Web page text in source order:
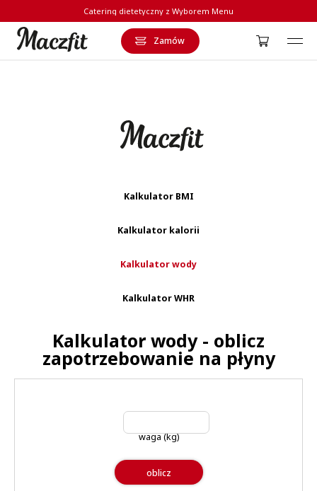
Catering dietetyczny z Wyborem Menu
Zamów
Kalkulator BMI
Kalkulator kalorii
Kalkulator wody
Kalkulator WHR
Kalkulator wody - oblicz
zapotrzebowanie na płyny
waga (kg)
oblicz